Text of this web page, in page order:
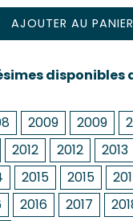
AJOUTER AU PANIER
disponibles
2009 2009
2012 2012 2013
2015 2015
2016 2017